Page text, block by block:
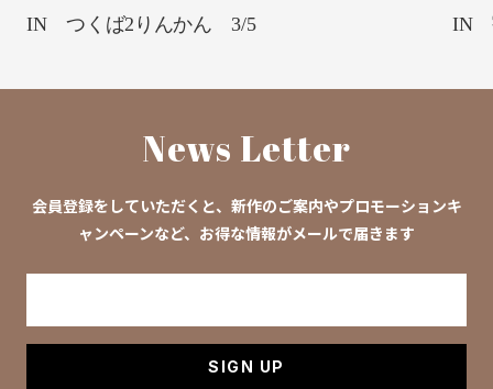
IN つくば2りんかん 3/5 IN
News Letter
会員登録をしていただくと、新作のご案内やプロモーションキ
ャンペーンなど、お得な情報がメールで届きます
SIGN UP